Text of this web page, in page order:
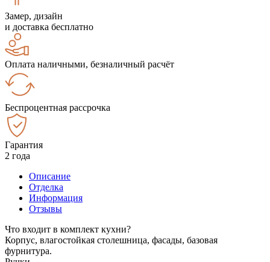
Замер, дизайн
и доставка бесплатно
Оплата наличными, безналичный расчёт
Беспроцентная рассрочка
Гарантия
2 года
Описание
Отделка
Информация
Отзывы
Что входит в комплект кухни?
Корпус, влагостойкая столешница, фасады, базовая
фурнитура.